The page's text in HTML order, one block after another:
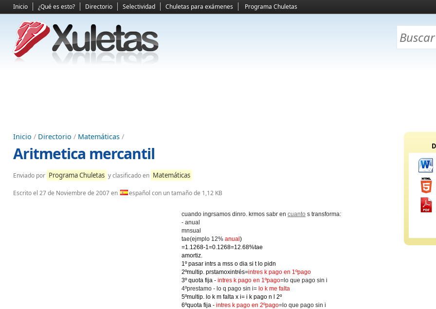
Inicio ¿Qué es esto? Directorio Selectividad Chuletas para exámenes Programa Chuletas
Inicio / Directorio / Matemáticas /
Aritmetica mercantil
Enviado por Programa Chuletas y clasificado en Matemáticas
Escrito el 27 de Noviembre de 2007en español con un tamaño de 1,12 KB
cuando ingrsamos dinro. krmos sabr en cuanto s transforma:
- anual
mnsual
tae(ejmplo 12% anual )
=1.1268-1=0.1268=12.68%tae
amortiz.
1º pasar intrs a mss o dia si t lo pidn
2ºmultip. prstamoxintrés=intres k pago en 1ºpago
3º quota fija - intres k pago en 1ºpago=lo que pago sin i
4ºprestamo - lo q pago sin i= lo k me falta
5ºmultip. lo k m falta x i= i k pago n l 2º
6ºquota fija - intres k pago en 2ºpago=lo que pago sin i